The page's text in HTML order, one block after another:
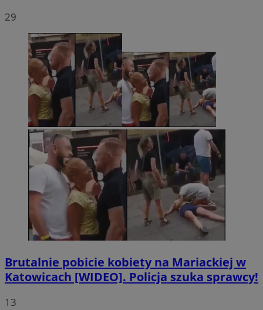
29
Brutalnie pobicie kobiety na Mariackiej w
Katowicach [WIDEO]. Policja szuka sprawcy!
13